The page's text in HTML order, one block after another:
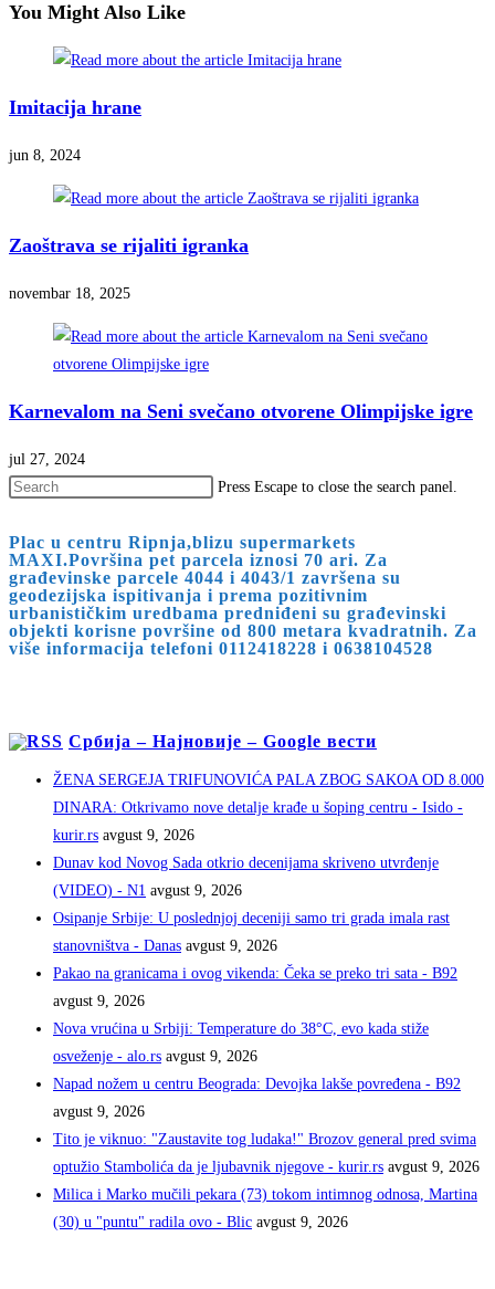
You Might Also Like
Imitacija hrane
jun 8, 2024
Zaoštrava se rijaliti igranka
novembar 18, 2025
Karnevalom na Seni svečano otvorene Olimpijske igre
jul 27, 2024
Press Escape to close the search panel.
Plac u centru Ripnja,blizu supermarkets
MAXI.Površina pet parcela iznosi 70 ari. Za
građevinske parcele 4044 i 4043/1 završena su
geodezijska ispitivanja i prema pozitivnim
urbanističkim uredbama predniđeni su građevinski
objekti korisne površine od 800 metara kvadratnih. Za
više informacija telefoni 0112418228 i 0638104528
Србија – Најновије – Google вести
ŽENA SERGEJA TRIFUNOVIĆA PALA ZBOG SAKOA OD 8.000
DINARA: Otkrivamo nove detalje krađe u šoping centru - Isido -
kurir.rs avgust 9, 2026
Dunav kod Novog Sada otkrio decenijama skriveno utvrđenje
(VIDEO) - N1 avgust 9, 2026
Osipanje Srbije: U poslednjoj deceniji samo tri grada imala rast
stanovništva - Danas avgust 9, 2026
Pakao na granicama i ovog vikenda: Čeka se preko tri sata - B92
avgust 9, 2026
Nova vrućina u Srbiji: Temperature do 38°C, evo kada stiže
osveženje - alo.rs avgust 9, 2026
Napad nožem u centru Beograda: Devojka lakše povređena - B92
avgust 9, 2026
Tito je viknuo: "Zaustavite tog ludaka!" Brozov general pred svima
optužio Stambolića da je ljubavnik njegove - kurir.rs avgust 9, 2026
Milica i Marko mučili pekara (73) tokom intimnog odnosa, Martina
(30) u "puntu" radila ovo - Blic avgust 9, 2026